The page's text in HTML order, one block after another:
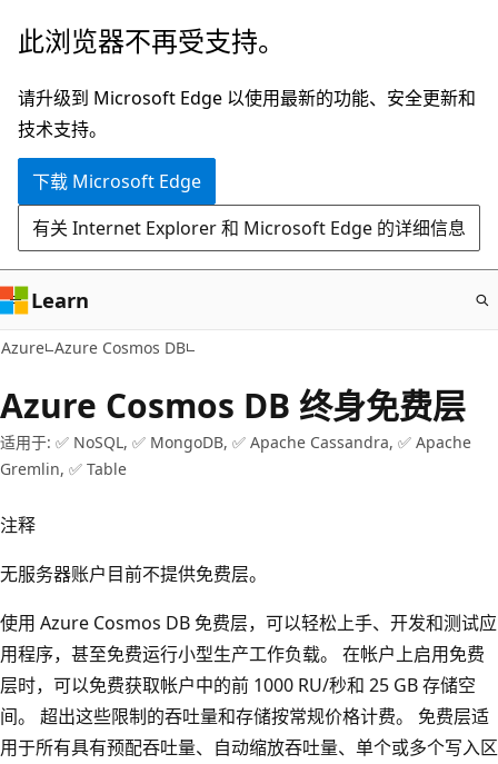
跳
主
要
内
此浏览器不再受支持。
请升级到 Microsoft Edge 以使用最新的功能、安全更新和
技术支持。
下载 Microsoft Edge
有关 Internet Explorer 和 Microsoft Edge 的详细信息
Learn
Azure Azure Cosmos DB
Azure Cosmos DB 终身免费层
适用于: ✅ NoSQL, ✅ MongoDB, ✅ Apache Cassandra, ✅ Apache
Gremlin, ✅ Table
注释
无服务器账户目前不提供免费层。
使用 Azure Cosmos DB 免费层，可以轻松上手、开发和测试应
用程序，甚至免费运行小型生产工作负载。 在帐户上启用免费
层时，可以免费获取帐户中的前 1000 RU/秒和 25 GB 存储空
间。 超出这些限制的吞吐量和存储按常规价格计费。 免费层适
用于所有具有预配吞吐量、自动缩放吞吐量、单个或多个写入区